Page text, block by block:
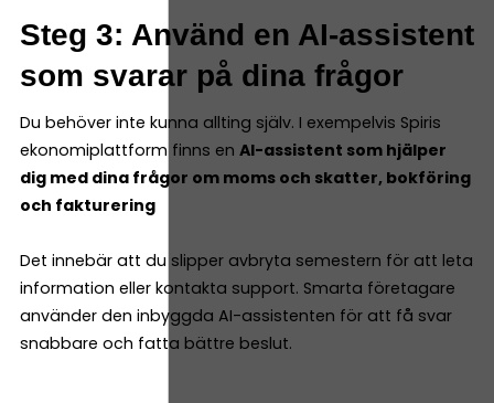
Steg 3: Använd en AI-assistent
som svarar på dina frågor
Du behöver inte kunna allting själv. I exempelvis Spiris
ekonomiplattform finns en AI-assistent som hjälper
dig med dina frågor om moms och skatter, bokföring
och fakturering
Det innebär att du slipper avbryta semestern för att leta
information eller kontakta support. Smarta företagare
använder den inbyggda AI-assistenten för att få svar
snabbare och fatta bättre beslut.